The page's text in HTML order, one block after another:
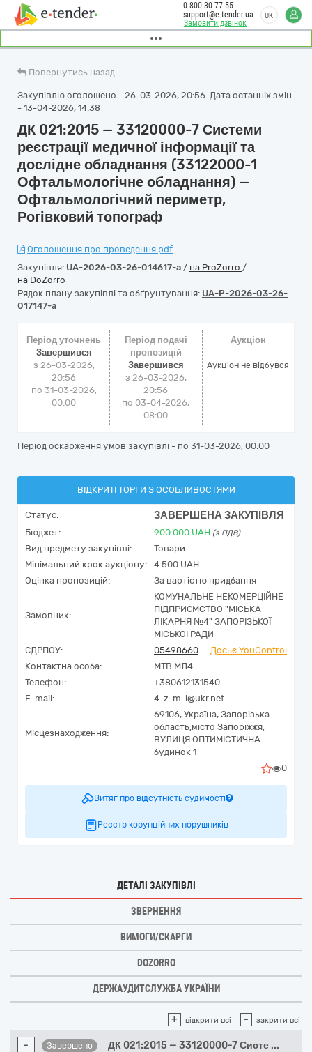
Замовити дзвінок
0 800 30 77 55
support@e-tender.ua
UK
Повернутись назад
Закупівлю оголошено - 26-03-2026, 20:56. Дата останніх змін
- 13-04-2026, 14:38
ДК 021:2015 — 33120000-7 Системи
реєстрації медичної інформації та
дослідне обладнання (33122000-1
Офтальмологічне обладнання) —
Офтальмологічний периметр,
Рогівковий топограф
Оголошення про проведення.pdf
Закупівля: UA-2026-03-26-014617-a / на ProZorro /
на DoZorro
Рядок плану закупівлі та обґрунтування: UA-P-2026-03-26-
017147-a
Період уточнень
Завершився
з 26-03-2026,
20:56
по 31-03-2026,
00:00
Період подачі
пропозицій
Завершився
з 26-03-2026,
20:56
по 03-04-2026,
08:00
Аукціон
Аукціон не відбувся
Період оскарження умов закупівлі - по 31-03-2026, 00:00
ВІДКРИТІ ТОРГИ З ОСОБЛИВОСТЯМИ
Статус: ЗАВЕРШЕНА ЗАКУПІВЛЯ
Бюджет: 900 000 UAH (з ПДВ)
Вид предмету закупівлі:
Товари
Мінімальний крок аукціону:
4 500 UAH
Оцінка пропозицій:
За вартістю придбання
Замовник:
КОМУНАЛЬНЕ НЕКОМЕРЦІЙНЕ
ПІДПРИЄМСТВО "МІСЬКА
ЛІКАРНЯ №4" ЗАПОРІЗЬКОЇ
МІСЬКОЇ РАДИ
ЄДРПОУ:
05498660
Досьє YouControl
Контактна особа:
МТВ МЛ4
Телефон:
+380612131540
E-mail:
4-z-m-l@ukr.net
Місцезнаходження:
69106, Україна, Запорізька
область,місто Запоріжжя,
ВУЛИЦЯ ОПТИМІСТИЧНА
будинок 1
0
Витяг про відсутність судимості
Реєстр корупційних порушників
ДЕТАЛІ ЗАКУПІВЛІ
ЗВЕРНЕННЯ
ВИМОГИ/СКАРГИ
DOZORRO
ДЕРЖАУДИТСЛУЖБА УКРАЇНИ
+ відкрити всі - закрити всі
- Завершено ДК 021:2015 — 33120000-7 Систе ...